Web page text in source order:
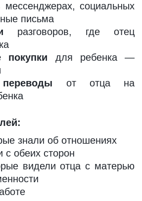
социальных
письма
разговоров, где отец
покупки для ребенка —
от отца на
знали об отношениях
с обеих сторон
видели отца с матерью